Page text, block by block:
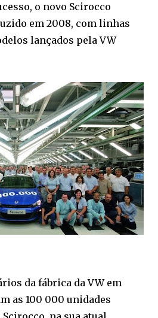
o novo Scirocco
em 2008, com linhas
lançados pela VW
da fábrica da VW em
as 100 000 unidades